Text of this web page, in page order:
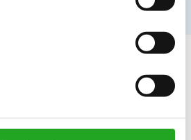
GARDER À JOUR DE
OFFRES?